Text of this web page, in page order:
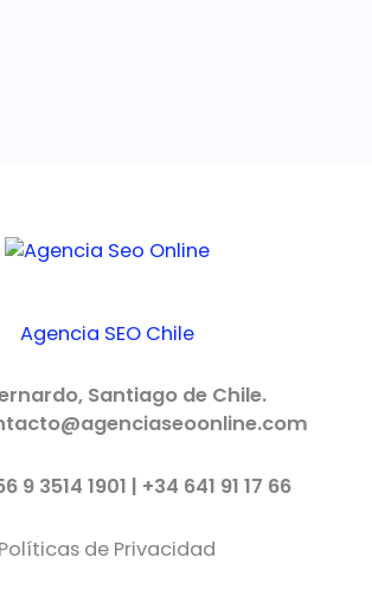
Agencia SEO Chile
Santiago de Chile.
9 3514 1901 | +34 641 91 17 66
Políticas de Privacidad